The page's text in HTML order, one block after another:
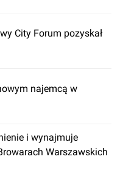
City Forum pozyskał
najemcą w
i wynajmuje
Warszawskich